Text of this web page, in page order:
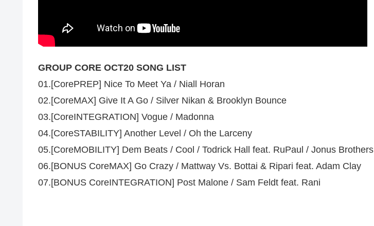
GROUP CORE OCT20 SONG LIST
01.[CorePREP] Nice To Meet Ya / Niall Horan
02.[CoreMAX] Give It A Go / Silver Nikan & Brooklyn Bounce
03.[CoreINTEGRATION] Vogue / Madonna
04.[CoreSTABILITY] Another Level / Oh the Larceny
05.[CoreMOBILITY] Dem Beats / Cool / Todrick Hall feat. RuPaul / Jonus Brothers
06.[BONUS CoreMAX] Go Crazy / Mattway Vs. Bottai & Ripari feat. Adam Clay
07.[BONUS CoreINTEGRATION] Post Malone / Sam Feldt feat. Rani